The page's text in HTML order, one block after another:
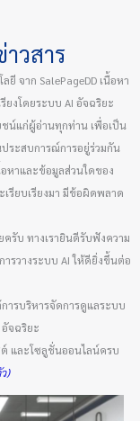
วสาร
จาก SalePageDD เนื้อหา
ยงโดยระบบ AI อัจฉริยะ
ชน์แก่ผู้อ่านทุกท่าน เพื่อเป็น
ระสบการณ์การอยู่ร่วมกัน
หาและข้อมูลส่วนใดของ
รียบเรียงมา มีข้อผิดพลาด
รับ ทางเรายินดีรับฟังความ
รวางระบบ AI ให้ดียิ่งขึ้นต่อ
ารบริหารจัดการดูแลระบบ
จฉริยะ
ต์ และโซลูชั่นออนไลน์ครบ
)